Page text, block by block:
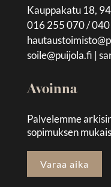
Kauppakatu 18,
016 255 070 /
soile@puijola.fi |
Avoinna
Palvelemme
sopimuksen
Varaa aika